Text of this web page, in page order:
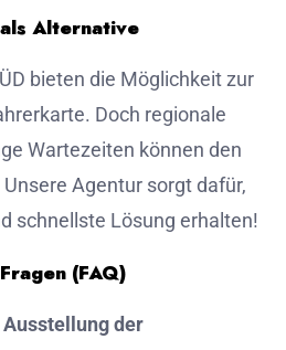
Alternative
bieten die Möglichkeit zur
Doch regionale
Wartezeiten können den
Agentur sorgt dafür,
schnellste Lösung erhalten!
(FAQ)
der